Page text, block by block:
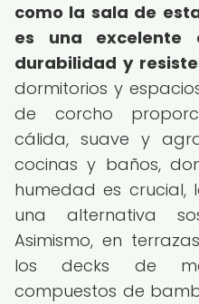
como la sala de
es una excelente
durabilidad y
dormitorios y
de corcho
cálida, suave y
cocinas y baños,
humedad es crucial,
una alternativa
Asimismo, en
los decks de
compuestos de